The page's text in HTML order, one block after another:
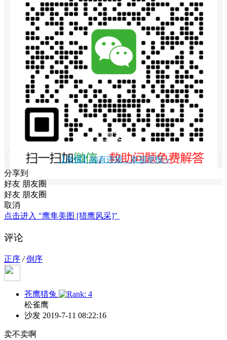
打赏支持
【举报】如有违规，欢迎举报 »
分享到
好友 朋友圈
好友 朋友圈
取消
点击进入 "鹰隼美图 [猎鹰风采]"
评论
正序 / 倒序
苍鹰猎兔
松雀鹰
沙发 2019-7-11 08:22:16
卖不卖啊